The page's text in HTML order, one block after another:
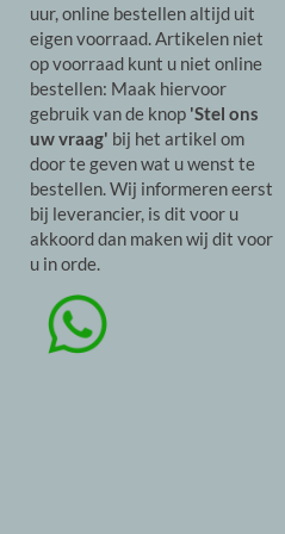
uur, online bestellen altijd uit
eigen voorraad. Artikelen niet
op voorraad kunt u niet online
bestellen: Maak hiervoor
gebruik van de knop 'Stel ons
uw vraag' bij het artikel om
door te geven wat u wenst te
bestellen. Wij informeren eerst
bij leverancier, is dit voor u
akkoord dan maken wij dit voor
u in orde.